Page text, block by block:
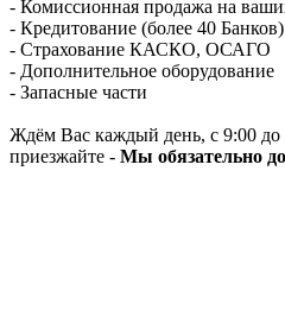
- Комиссионная продажа на
- Кредитование (более 40
- Страхование КАСКО, ОСАГО
- Дополнительное оборудование
- Запасные части
Ждём Вас каждый день, с 9:00 до
приезжайте - Мы обязательно